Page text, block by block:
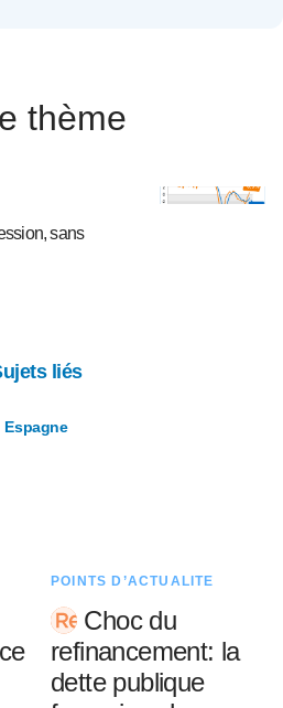
thème
sans
liés
Espagne
POINTS D’ACTUALITÉ
Choc du
refinancement: la
dette publique